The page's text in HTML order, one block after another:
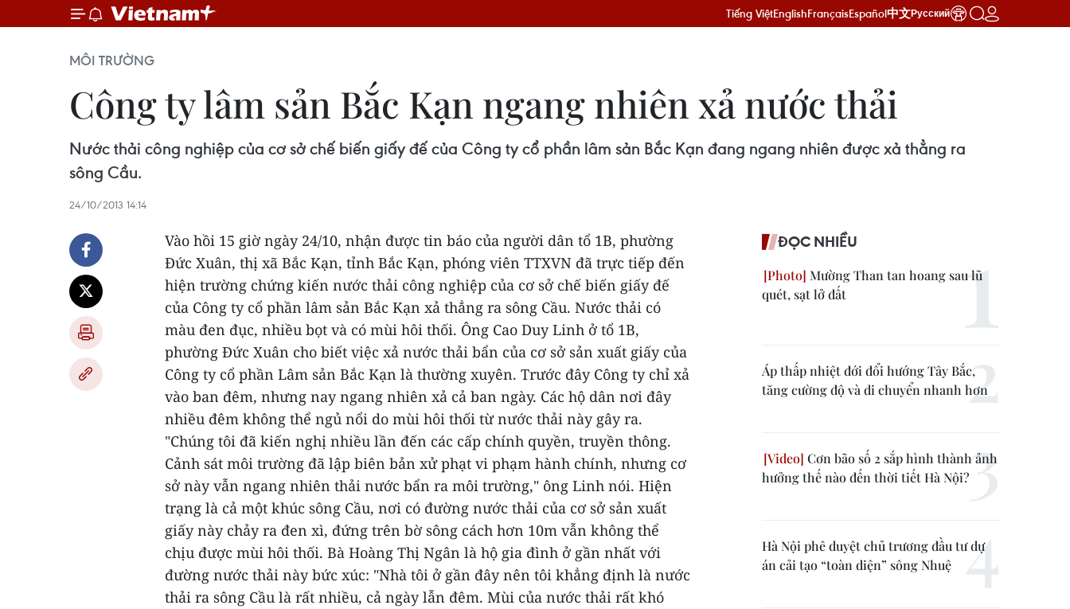
Tiếng ViệtEnglishFrançaisEspañol中文Русский
MÔI TRƯỜNG
Công ty lâm sản Bắc Kạn ngang nhiên xả nước thải
Nước thải công nghiệp của cơ sở chế biến giấy đế của Công ty cổ phần lâm sản Bắc Kạn đang ngang nhiên được xả thẳng ra
sông Cầu.
24/10/2013 14:14
Vào hồi 15 giờ ngày 24/10, nhận được tin báo của người dân tổ 1B, phường
Đức Xuân, thị xã Bắc Kạn, tỉnh Bắc Kạn, phóng viên TTXVN đã trực tiếp đến
hiện trường chứng kiến nước thải công nghiệp của cơ sở chế biến giấy đế
của Công ty cổ phần lâm sản Bắc Kạn xả thẳng ra sông Cầu. Nước thải có
màu đen đục, nhiều bọt và có mùi hôi thối. Ông Cao Duy Linh ở tổ 1B,
phường Đức Xuân cho biết việc xả nước thải bẩn của cơ sở sản xuất giấy của
Công ty cổ phần Lâm sản Bắc Kạn là thường xuyên. Trước đây Công ty chỉ xả
vào ban đêm, nhưng nay ngang nhiên xả cả ban ngày. Các hộ dân nơi đây
nhiều đêm không thể ngủ nổi do mùi hôi thối từ nước thải này gây ra.
"Chúng tôi đã kiến nghị nhiều lần đến các cấp chính quyền, truyền thông.
Cảnh sát môi trường đã lập biên bản xử phạt vi phạm hành chính, nhưng cơ
sở này vẫn ngang nhiên thải nước bẩn ra môi trường," ông Linh nói. Hiện
trạng là cả một khúc sông Cầu, nơi có đường nước thải của cơ sở sản xuất
giấy này chảy ra đen xì, đứng trên bờ sông cách hơn 10m vẫn không thể
chịu được mùi hôi thối. Bà Hoàng Thị Ngân là hộ gia đình ở gần nhất với
đường nước thải này bức xúc: "Nhà tôi ở gần đây nên tôi khẳng định là nước
thải ra sông Cầu là rất nhiều, cả ngày lẫn đêm. Mùi của nước thải rất khó
ĐỌC NHIỀU
Mường Than tan hoang sau lũ
quét, sạt lở đất
Áp thấp nhiệt đới đổi hướng Tây Bắc,
tăng cường độ và di chuyển nhanh hơn
Cơn bão số 2 sắp hình thành ảnh
hưởng thế nào đến thời tiết Hà Nội?
Hà Nội phê duyệt chủ trương đầu tư dự
án cải tạo “toàn diện” sông Nhuệ